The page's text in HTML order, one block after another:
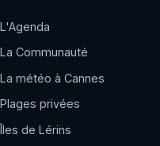
L'Agenda
La Communauté
La météo à Cannes
Plages privées
Îles de Lérins